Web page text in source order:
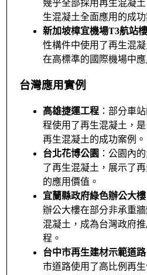
幾乎全部採用再生混凝
生混凝土全面應用的成功
新加坡樟宜機場T3航站樓
性構件中使用了再生混
在高標準的國際機場中應
台灣應用實例
高雄捷運工程 ：部分車
程使用了再生混凝土，
再生混凝土的成功案例。
台北花博公園 ：公園內
了再生混凝土，展示了
的應用價值。
宜蘭縣政府綠色辦公大樓
辦公大樓在部分非承重
混凝土，成為台灣政府
程。
台中市再生建材示範道路
市道路使用了高比例再